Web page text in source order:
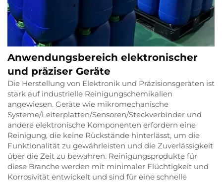
Anwendungsbereich elektronischer
und präziser Geräte
Die Herstellung von Elektronik und Präzisionsgeräten ist
stark auf industrielle Reinigungschemikalien
angewiesen. Geräte wie mikromechanische
Systeme/Leiterplatten/Sensoren/Steckverbinder und
andere elektronische Komponenten erfordern eine
Reinigung, die keine Rückstände hinterlässt, um die
Funktionalität zu gewährleisten und die Zuverlässigkeit
über die Zeit zu bewahren. Reinigungsprodukte für
diese Branche werden mit minimaler Flüchtigkeit und
Korrosivität entwickelt und sind für eine schnelle